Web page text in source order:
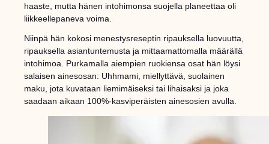
haaste, mutta hänen intohimonsa suojella planeettaa oli
liikkeellepaneva voima.
Niinpä hän kokosi menestysreseptin ripauksella luovuutta,
ripauksella asiantuntemusta ja mittaamattomalla määrällä
intohimoa. Purkamalla aiempien ruokiensa osat hän löysi
salaisen ainesosan: Uhhmami, miellyttävä, suolainen
maku, jota kuvataan liemimäiseksi tai lihaisaksi ja joka
saadaan aikaan 100%-kasviperäisten ainesosien avulla.